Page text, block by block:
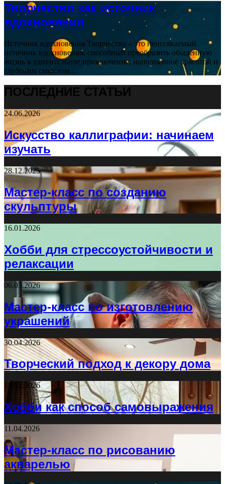
Творчество как источник
вдохновения
Источник вдохновения Творчество – это неиссякаемый
источник вдохновения, способный преобразить обыденную
жизнь в удивительное приключение, наполненное красотой и
глубоким смыслом.…
ПОСЛЕДНИЕ СТАТЬИ
24.06.2026
Искусство каллиграфии: начинаем
изучать
28.12.2025
Мастер-класс по созданию
скульптуры
16.01.2026
Хобби для стрессоустойчивости и
релаксации
06.03.2026
Мастер-класс по изготовлению
украшений
30.04.2026
Творческий подход к декору дома
18.01.2026
Хобби как способ самовыражения
11.04.2026
Мастер-класс по рисованию
акварелью